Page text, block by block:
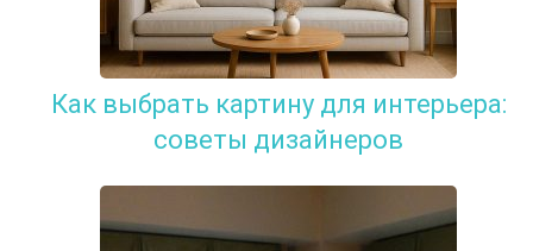
Как выбрать картину для интерьера:
советы дизайнеров